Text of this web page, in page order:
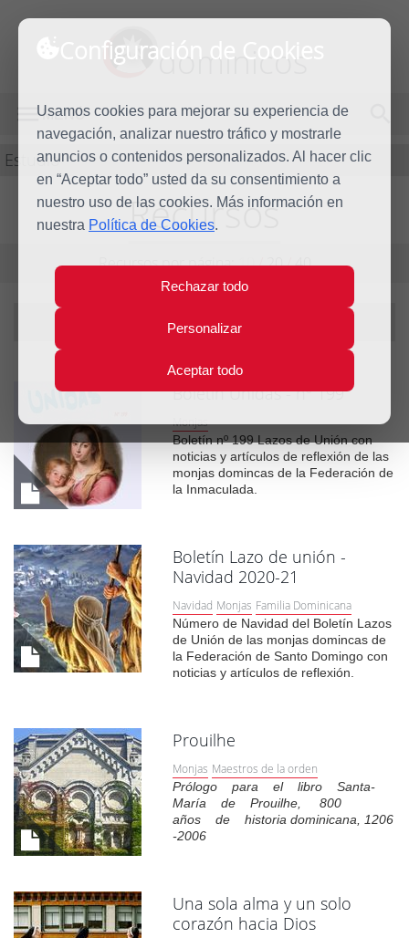
Configuración de Cookies
Usamos cookies para mejorar su experiencia de
navegación, analizar nuestro tráfico y mostrarle
anuncios o contenidos personalizados. Al hacer clic
en “Aceptar todo” usted da su consentimiento a
nuestro uso de las cookies. Más información en
nuestra Política de Cookies.
Rechazar todo
Personalizar
Aceptar todo
dominicos
MENÚ
Estudio
Recursos
Recursos por página:10/20/40
Filtrando por tema:monjas
Boletín Unidas - nº 199
Monjas
Boletín nº 199 Lazos de Unión con
noticias y artículos de reflexión de las
monjas domincas de la Federación de
la Inmaculada.
Boletín Lazo de unión -
Navidad 2020-21
Navidad Monjas Familia Dominicana
Número de Navidad del Boletín Lazos
de Unión de las monjas domincas de
la Federación de Santo Domingo con
noticias y artículos de reflexión.
Prouilhe
Monjas Maestros de la orden
Prólogo para el libro Santa-
María de Prouilhe, 800
años de historia dominicana, 1206
-2006
Una sola alma y un solo
corazón hacia Dios